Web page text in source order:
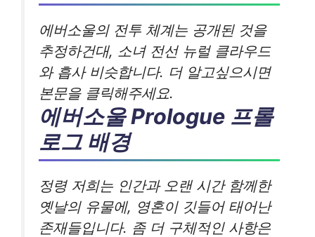
에버소울의 전투 체계는 공개된 것을
추정하건대, 소녀 전선 뉴럴 클라우드
와 흡사 비슷합니다. 더 알고싶으시면
본문을 클릭해주세요.
에버소울 Prologue 프롤
로그 배경
정령 저희는 인간과 오랜 시간 함께한
옛날의 유물에, 영혼이 깃들어 태어난
존재들입니다. 좀 더 구체적인 사항은